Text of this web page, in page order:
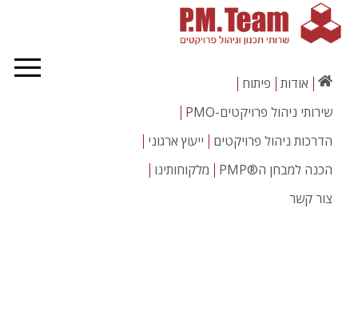
אודות פיתוח
שירותי ניהול פרויקטים-PMO
הדרכות ניהול פרויקטים
ייעוץ ארגוני
הכנה למבחן ה®PMP
מלקוחותינו
צור קשר